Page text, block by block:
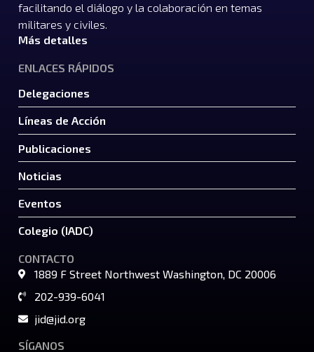
facilitando el diálogo y la colaboración en temas
militares y civiles.
Más detalles
ENLACES RÁPIDOS
Delegaciones
Líneas de Acción
Publicaciones
Noticias
Eventos
Colegio (IADC)
CONTACTO
1889 F Street Northwest Washington, DC 20006
202-939-6041
jid@jid.org
SÍGANOS